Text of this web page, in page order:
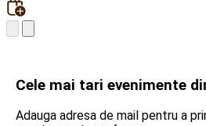
Cele mai tari evenimente
Adauga adresa de mail pentru a